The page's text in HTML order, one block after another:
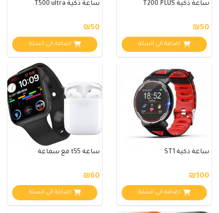
ساعة ذكية T200 PLUS
₪50
اضافة الي السلة
ساعة ذكية T500 ultra
₪50
اضافة الي السلة
ساعة ذكية ST1
₪100
اضافة الي السلة
ساعة t55 مع سماعة
₪60
اضافة الي السلة